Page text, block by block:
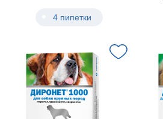
4 пипетки